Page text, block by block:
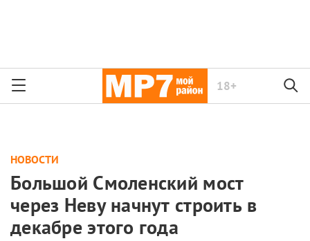
18+
НОВОСТИ
Большой Смоленский мост
через Неву начнут строить в
декабре этого года